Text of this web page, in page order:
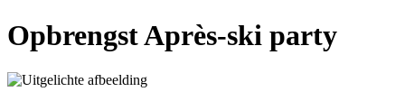
Opbrengst Après-ski party